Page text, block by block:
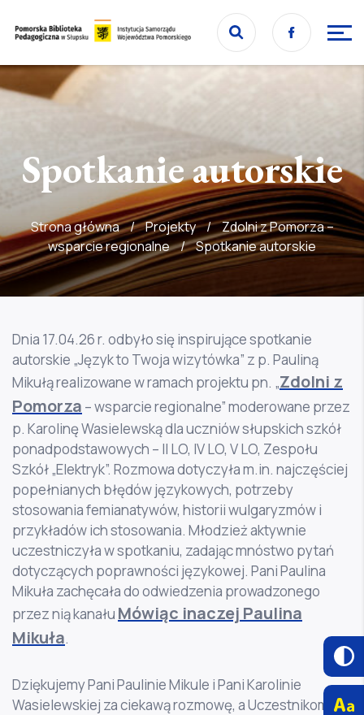
Przejdź
do
Przejdź
do
Facebook
Spotkanie autorskie
Strona główna / Projekty / Zdolni z Pomorza –
wsparcie regionalne / Spotkanie autorskie
Dnia 17.04.26 r. odbyło się inspirujące spotkanie
autorskie „Język to Twoja wizytówka” z p. Pauliną
Mikułą realizowane w ramach projektu pn. „Zdolni z
Pomorza – wsparcie regionalne” moderowane przez
p. Karolinę Wasielewską dla uczniów słupskich szkół
ponadpodstawowych – II LO, IV LO, V LO, Zespołu
Szkół „Elektryk”. Rozmowa dotyczyła m.in. najczęściej
popełnianych błędów językowych, potrzeby
stosowania femianatywów, historii wulgaryzmów i
przykładów ich stosowania. Młodzież aktywnie
uczestniczyła w spotkaniu, zadając mnóstwo pytań
dotyczących poprawności językowej. Pani Paulina
Mikuła zachęcała do odwiedzenia prowadzonego
przez nią kanału Mówiąc inaczej Paulina
Mikuła.
Dziękujemy Pani Paulinie Mikule i Pani Karolinie
Wasielewskiej za ciekawą rozmowę, a Uczestnikom za